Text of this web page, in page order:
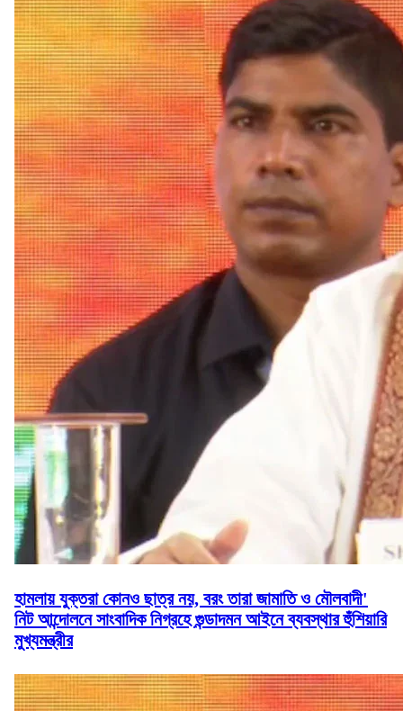
হামলায় যুক্তরা কোনও ছাত্র নয়, বরং তারা জামাতি ও মৌলবাদী'
নিট আন্দোলনে সাংবাদিক নিগ্রহে গুন্ডাদমন আইনে ব্যবস্থার হুঁশিয়ারি
মুখ্যমন্ত্রীর